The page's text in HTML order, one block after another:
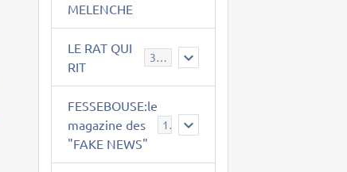
MELENCHE
LE RAT QUI
RIT
395
FESSEBOUSE:le
magazine des
"FAKE NEWS"
19